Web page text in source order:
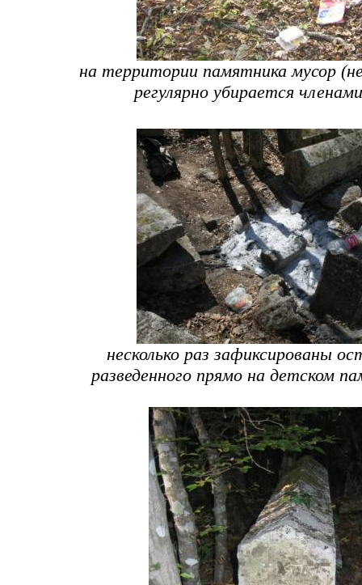
на территории памятника мусор
регулярно убирается
несколько раз зафиксированы
разведенного прямо на детском